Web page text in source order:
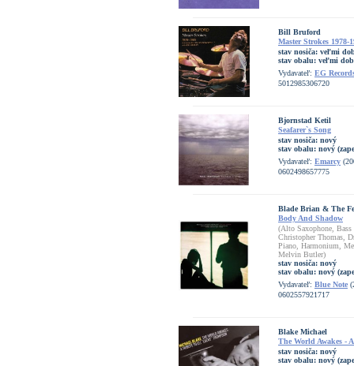
Bill Bruford
Master Strokes 1978-
stav nosiča: veľmi
stav obalu: veľmi
Vydavateľ: EG
5012985306720
Bjornstad Ketil
Seafarer`s Song
stav nosiča: nový
stav obalu: nový
Vydavateľ: Emarcy
0602498657775
Blade Brian & The
Body And Shadow
(Alto Saxophone,
Christopher Thomas,
Piano, Harmonium,
Melvin Butler)
stav nosiča: nový
stav obalu: nový
Vydavateľ: Blue Note
0602557921717
Blake Michael
The World Awakes -
stav nosiča: nový
stav obalu: nový